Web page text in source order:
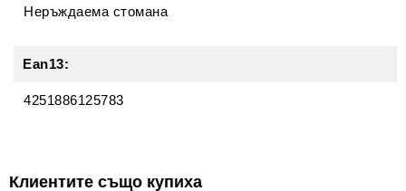
Неръждаема стомана
Ean13:
4251886125783
Клиентите също купиха